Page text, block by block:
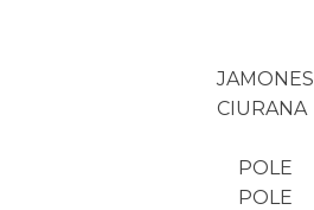
JAMONES
CIURANA
POLE
POLE